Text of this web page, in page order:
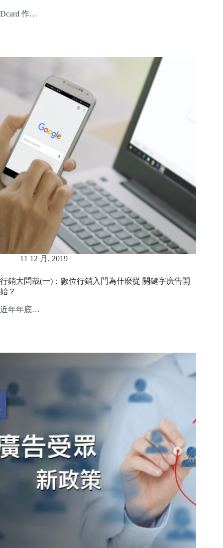
Dcard 作…
11 12 月, 2019
行銷大問哉(一)：數位行銷入門為什麼從 關鍵字廣告開
始？
近年年底…